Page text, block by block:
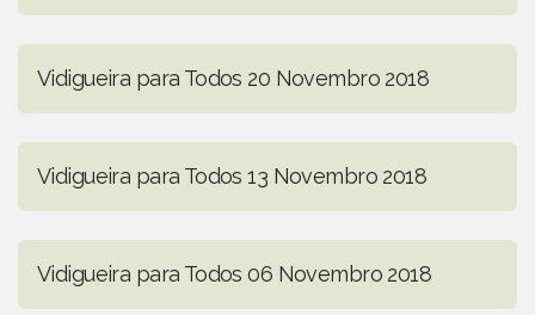
Vidigueira para Todos 20 Novembro 2018
Vidigueira para Todos 13 Novembro 2018
Vidigueira para Todos 06 Novembro 2018